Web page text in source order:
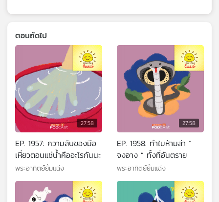
ตอนถัดไป
27:58
EP. 1957: ความลับของมือ
เหี่ยวตอนแช่น้ำคืออะไรกันนะ
พระอาทิตย์ยิ้มแฉ่ง
27:58
EP. 1958: ทำไมห้ามล่า “
จงอาง “ ทั้งที่อันตราย
พระอาทิตย์ยิ้มแฉ่ง